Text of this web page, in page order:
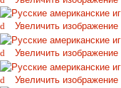
Октябрьская революция
С рождеством
Пасха
9 мая - день победы
Разные пожелания
Увеличить изображение
Увеличить изображение
Увеличить изображение